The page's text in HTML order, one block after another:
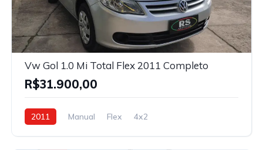
Vw Gol 1.0 Mi Total Flex 2011 Completo
R$31.900,00
2011 Manual Flex 4x2